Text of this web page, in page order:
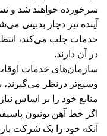
سرخورده خواهند شد و
آینده نیز دچار بدبینی
خدمات جلب می‌کند،
در آن دارند.
سازمان‌های خدمات
وسیع‌تر درنظر می‌گیرند،
منابع خود را بر اساس
اگر خط آهن یونیون
آنکه خود را یک شرکت